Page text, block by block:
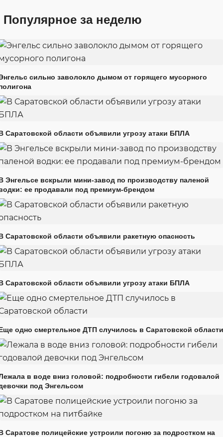
Популярное за неделю
сильно заволокло дымом от горящего мусорного
Саратовской области объявили угрозу атаки БПЛА
Энгельсе вскрыли мини-завод по производству паленой
ее продавали под премиум-брендом
Саратовской области объявили ракетную опасность
Саратовской области объявили угрозу атаки БПЛА
одно смертельное ДТП случилось в Саратовской области
в воде вниз головой: подробности гибели годовалой
под Энгельсом
Саратове полицейские устроили погоню за подростком на